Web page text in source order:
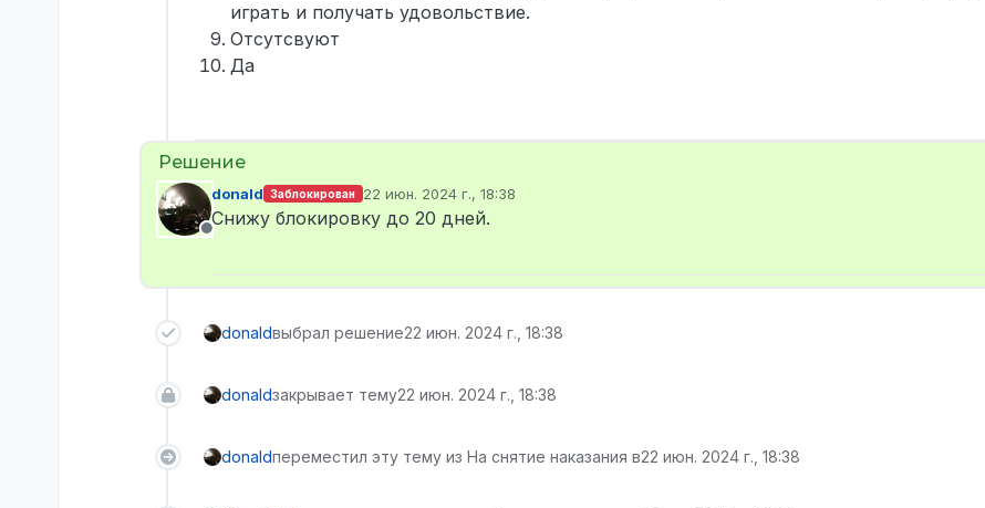
играть и получать удовольствие.
Отсутсвуют
Да
Не в сети
donald Заблокирован 22 июн. 2024 г., 18:38
отредактировано
Снижу блокировку до 20 дней.
donaldвыбрал решение22 июн. 2024 г., 18:38
donaldзакрывает тему22 июн. 2024 г., 18:38
donaldпереместил эту тему из На снятие наказания в22 июн. 2024 г., 18:38